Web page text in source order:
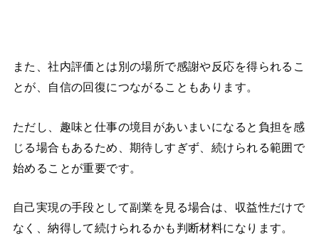
また、社内評価とは別の場所で感謝や反応を得られるこ
とが、自信の回復につながることもあります。
ただし、趣味と仕事の境目があいまいになると負担を感
じる場合もあるため、期待しすぎず、続けられる範囲で
始めることが重要です。
自己実現の手段として副業を見る場合は、収益性だけで
なく、納得して続けられるかも判断材料になります。